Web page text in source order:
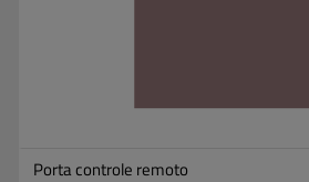
Porta controle remoto